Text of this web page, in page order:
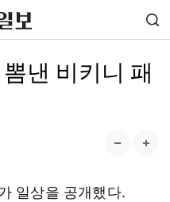
낸 비키니 패
일상을 공개했다.